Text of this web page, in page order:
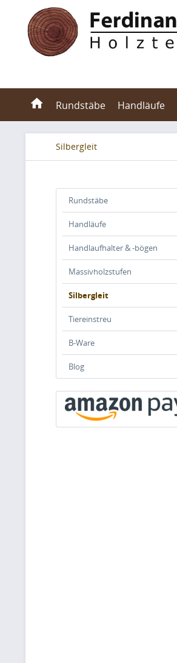
Rundstäbe Handläufe
Silbergleit
Rundstäbe
Handläufe
Handlaufhalter & -bögen
Massivholzstufen
Silbergleit
Tiereinstreu
B-Ware
Blog